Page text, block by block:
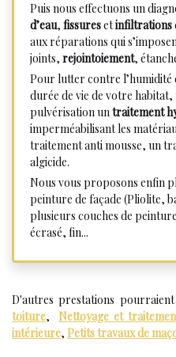
Puis nous effectuons un
d’eau, fissuresetinfiltrations
aux réparations qui
joints, rejointoiement,
Pour lutter contre
durée de vie de votre
pulvérisation untraitement
imperméabilisant les
traitement anti mousse, un
algicide.
Nous vous proposons enfin
peinture de façade (Pliolite,
plusieurs couches de
écrasé, fin...
D'autres prestations
toiture,Nettoyage et
intérieure, Petits travaux de